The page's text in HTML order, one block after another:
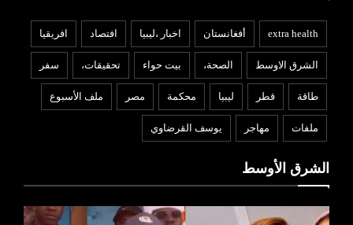
extra health أفغانستان اخبار ،ليبيا افتصاد افريقيا
الشرق الاوسط الصحة، بيت حواء تحقيقات، سفر
طاقة قطر ليبيا محكمة مصر ملف الأسبوع
ملفات مهاجر يوسف القرضاوي
الشرق الأوسط